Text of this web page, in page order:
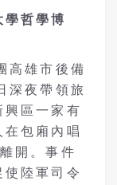
哲學博
高雄市後備
深夜帶領旅
興區一家有
包廂內唱
開。事件
陸軍司令